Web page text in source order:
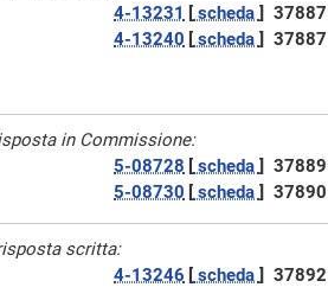
4-13231 [ scheda ] 37887
4-13240 [ scheda ] 37887
in Commissione:
5-08728 [ scheda ] 37889
5-08730 [ scheda ] 37890
scritta:
4-13246 [ scheda ] 37892